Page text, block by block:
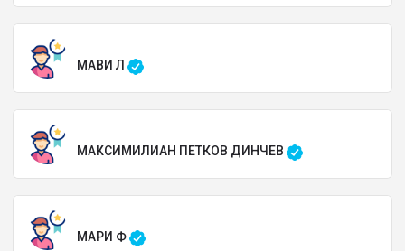
МАВИ Л
МАКСИМИЛИАН ПЕТКОВ ДИНЧЕВ
МАРИ Ф